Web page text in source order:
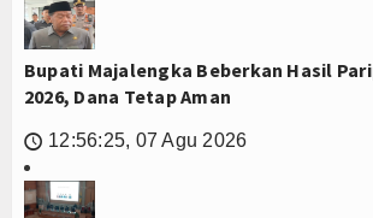
Bupati Majalengka Beberkan Hasil
2026, Dana Tetap Aman
🕔 12:56:25, 07 Agu 2026